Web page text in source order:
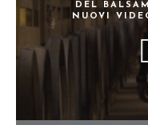
DEL
NUOVI